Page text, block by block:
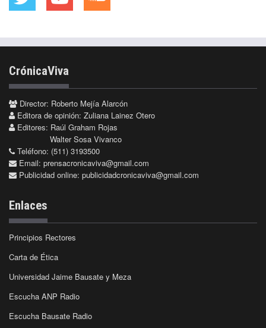
CrónicaViva
Director: Roberto Mejía Alarcón
Editora de opinión: Zuliana Lainez Otero
Editores: Raúl Graham Rojas
Walter Sosa Vivanco
Teléfono: (511) 3193500
Email: prensacronicaviva@gmail.com
Publicidad online: publicidadcronicaviva@gmail.com
Enlaces
Principios Rectores
Carta de Ética
Universidad Jaime Bausate y Meza
Escucha ANP Radio
Escucha Bausate Radio